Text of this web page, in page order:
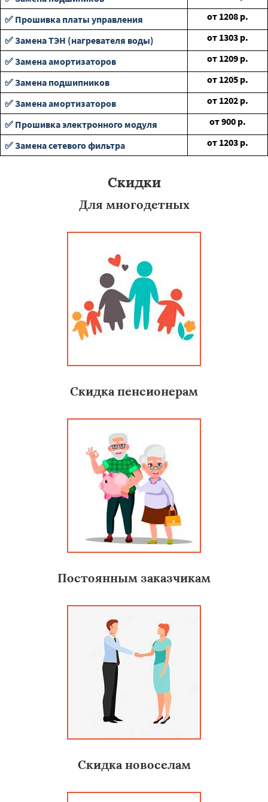
✅ Прошивка платы управления
от 1208 р.
✅ Замена ТЭН (нагревателя воды)
от 1303 р.
✅ Замена амортизаторов
от 1209 р.
✅ Замена подшипников
от 1205 р.
✅ Замена амортизаторов
от 1202 р.
✅ Прошивка электронного модуля
от900 р.
✅ Замена сетевого фильтра
от 1203 р.
Скидки
Для многодетных
Скидка пенсионерам
Постоянным заказчикам
Скидка новоселам